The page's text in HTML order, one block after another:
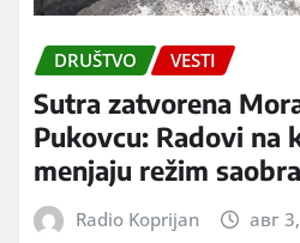
DRUŠTVO VESTI
Sutra zatvorena
Pukovcu: Radovi na
menjaju režim
Radio Koprijan авг